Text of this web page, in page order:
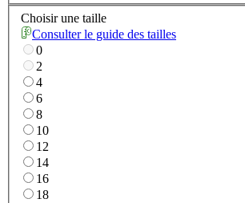
Choisir une taille
Consulter le guide des tailles
0
2
4
6
8
10
12
14
16
18